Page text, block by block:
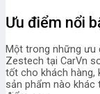
Ưu điểm nổi
Một trong những ưu
Zestech tại CarVn
tốt cho khách hàng,
sản phẩm nào khác